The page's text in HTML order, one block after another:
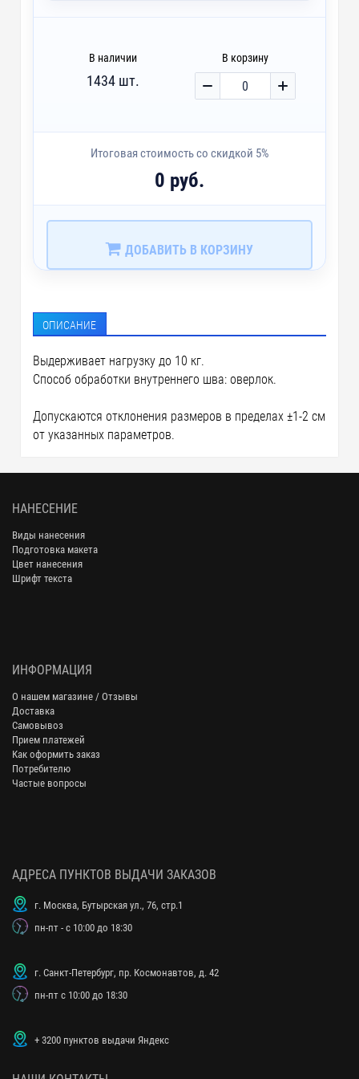
custm - Лейблы из ПВХ
custm - Светоотражающие лейблы
В наличии В корзину
1434 шт.
Итоговая стоимость со скидкой 5%
0 руб.
ДОБАВИТЬ В КОРЗИНУ
ОПИСАНИЕ
Выдерживает нагрузку до 10 кг.
Способ обработки внутреннего шва: оверлок.
Допускаются отклонения размеров в пределах ±1-2 см
от указанных параметров.
НАНЕСЕНИЕ
Виды нанесения
Подготовка макета
Цвет нанесения
Шрифт текста
ИНФОРМАЦИЯ
О нашем магазине / Отзывы
Доставка
Самовывоз
Прием платежей
Как оформить заказ
Потребителю
Частые вопросы
АДРЕСА ПУНКТОВ ВЫДАЧИ ЗАКАЗОВ
г. Москва, Бутырская ул., 76, стр.1
пн-пт - с 10:00 до 18:30
г. Санкт-Петербург, пр. Космонавтов, д. 42
пн-пт с 10:00 до 18:30
+ 3200 пунктов выдачи Яндекс